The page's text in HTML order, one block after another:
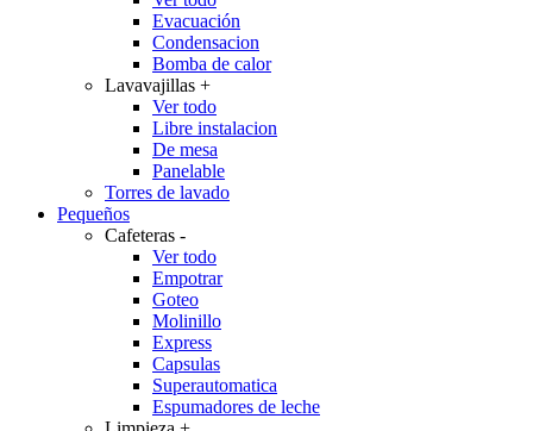
Evacuación
Condensacion
Bomba de calor
Lavavajillas +
Ver todo
Libre instalacion
De mesa
Panelable
Torres de lavado
Pequeños
Cafeteras -
Ver todo
Empotrar
Goteo
Molinillo
Express
Capsulas
Superautomatica
Espumadores de leche